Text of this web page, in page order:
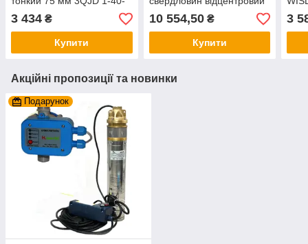
0.55
3 434 ₴
Купити
KGB 100QJD2-32/8-0.37 D
багатоступінчастий
10 554,50₴
Купити
1-
3
Акційні пропозиції та новинки
Подарунок